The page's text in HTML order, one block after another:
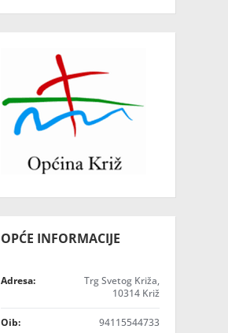
OPĆE INFORMACIJE
Adresa:
Trg Svetog Križa,
10314 Križ
Oib: 94115544733